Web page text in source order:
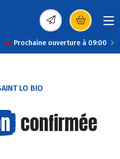
(s’ouvre dans une
Prochaine ouverture à 09:00
LO BIO
confirmée